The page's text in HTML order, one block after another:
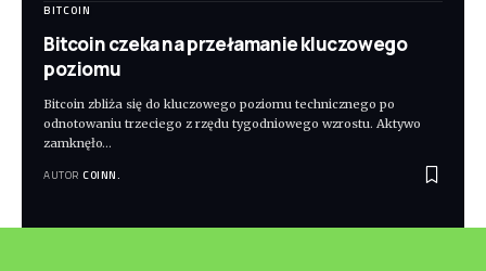
BITCOIN
Bitcoin czeka na przełamanie kluczowego
poziomu
Bitcoin zbliża się do kluczowego poziomu technicznego po
odnotowaniu trzeciego z rzędu tygodniowego wzrostu. Aktywo
zamknęło…
AUTOR COINN.